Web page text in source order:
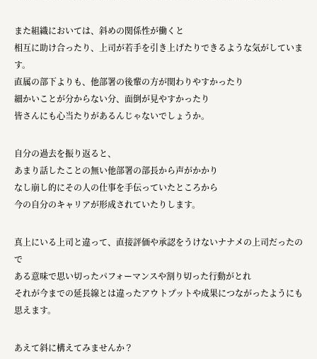
また組織においては、斜めの関係性が働くと
相互に助け合ったり、上司が若手を引き上げたりできるような気がしていま
す。
直属の部下よりも、他部署の後輩の方が関わりやすかったり
細かいことが分からない分、面倒が見やすかったり
皆さんにも心当たりがあるんじゃないでしょうか。
自分の過去を振り返ると、
あまり話したことの無い他部署の部長から声がかかり
なし崩し的にその人の仕事を手伝っていたところから
今の自分のキャリアが形成されていたりします。
真上にいる上司と違って、直接評価や承認をうけないナナメの上司だったの
で
ある意味で思い切ったパフォーマンスや割り切った行動がとれ
それが今までの延長線とは違ったアウトプットや成果につながったようにも
思えます。
あえて斜に構えてみませんか？